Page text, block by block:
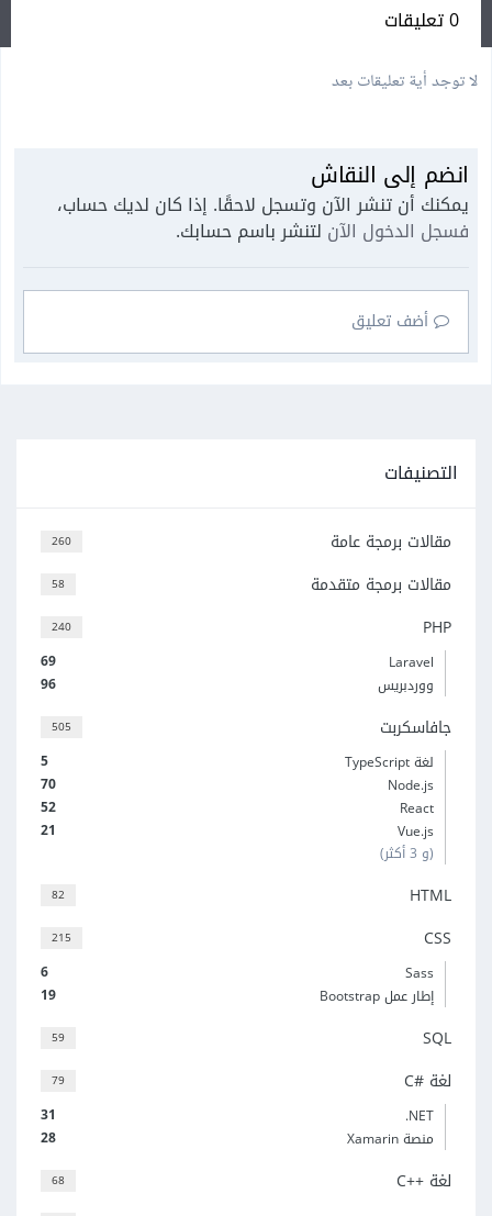
0 تعليقات
لا توجد أية تعليقات بعد
انضم إلى النقاش
يمكنك أن تنشر الآن وتسجل لاحقًا. إذا كان لديك حساب،
فسجل الدخول الآن لتنشر باسم حسابك.
أضف تعليق
التصنيفات
260 مقالات برمجة عامة
58 مقالات برمجة متقدمة
240 PHP
69
Laravel
96
ووردبريس
505 جافاسكربت
5
لغة TypeScript
70
Node.js
52
React
21
Vue.js
(و 3 أكثر)
82 HTML
215 CSS
6
Sass
19
إطار عمل Bootstrap
59 SQL
79 لغة C#‎
31
‎.NET
28
منصة Xamarin
68 لغة C++‎